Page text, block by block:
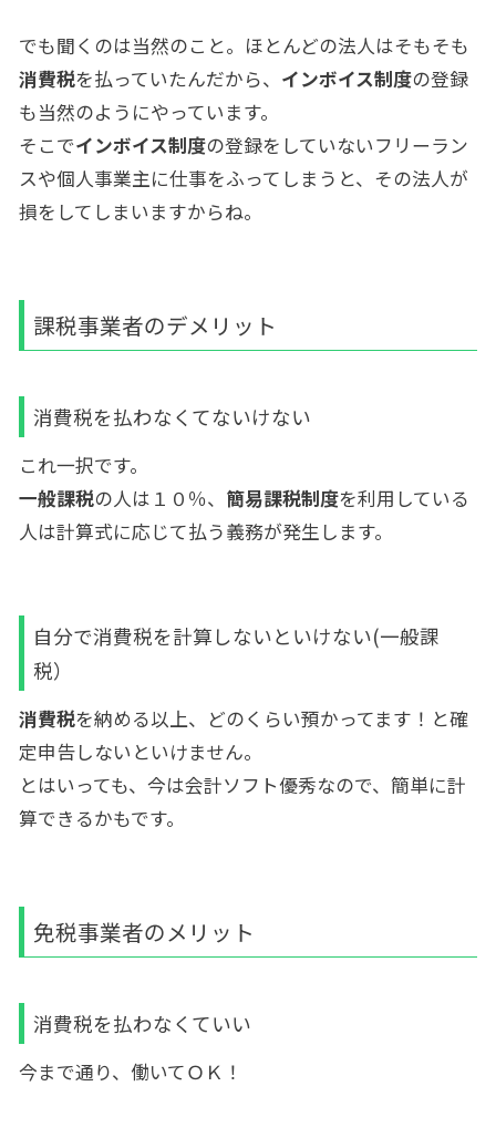
でも聞くのは当然のこと。ほとんどの法人はそもそも
消費税を払っていたんだから、 インボイス制度の登録
も当然のようにやっています。
そこでインボイス制度の登録をしていないフリーラン
スや個人事業主に仕事をふってしまうと、その法人が
損をしてしまいますからね。
課税事業者のデメリット
消費税を払わなくてないけない
これ一択です。
一般課税の人は１０％、 簡易課税制度を利用している
人は計算式に応じて払う義務が発生します。
自分で消費税を計算しないといけない(一般課
税）
消費税を納める以上、どのくらい預かってます！と確
定申告しないといけません。
とはいっても、今は会計ソフト優秀なので、簡単に計
算できるかもです。
免税事業者のメリット
消費税を払わなくていい
今まで通り、働いてＯＫ！